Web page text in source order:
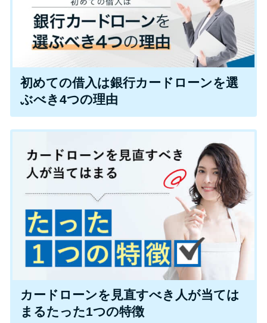
その他コラム
今月の家賃払えない…2ヵ月目に
は解決しないと危険な理由と対
処法3つ
家賃払えないが強制退去は避け
たい…市役所に相談より賢い方
法2選
街金とは？絶対審査通る？借金
に悩む人へ街金をおすすめしな
い理由
質屋でお金を借りるには？年利
やシステムをカードローンと比
較
初めての借入は銀行カードローンを選
ぶべき4つの理由
カードローンを見直すべき人が当ては
まるたった1つの特徴